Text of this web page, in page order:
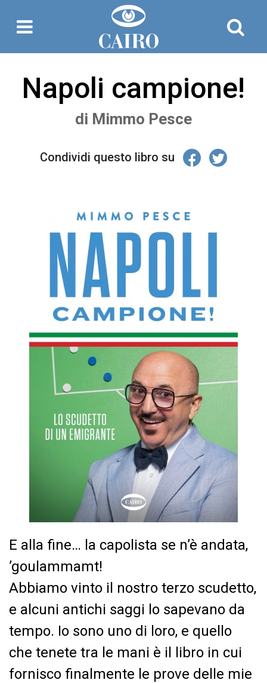
Napoli campione!
di Mimmo Pesce
Condividi questo libro su
E alla fine… la capolista se n’è andata,
’goulammamt!
Abbiamo vinto il nostro terzo scudetto,
e alcuni antichi saggi lo sapevano da
tempo. Io sono uno di loro, e quello
che tenete tra le mani è il libro in cui
fornisco finalmente le prove delle mie